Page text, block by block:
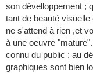
son dévelloppement ;
tant de beauté
ne s'attend à rien ,et
à une oeuvre
connu du public ; au
graphiques sont bien